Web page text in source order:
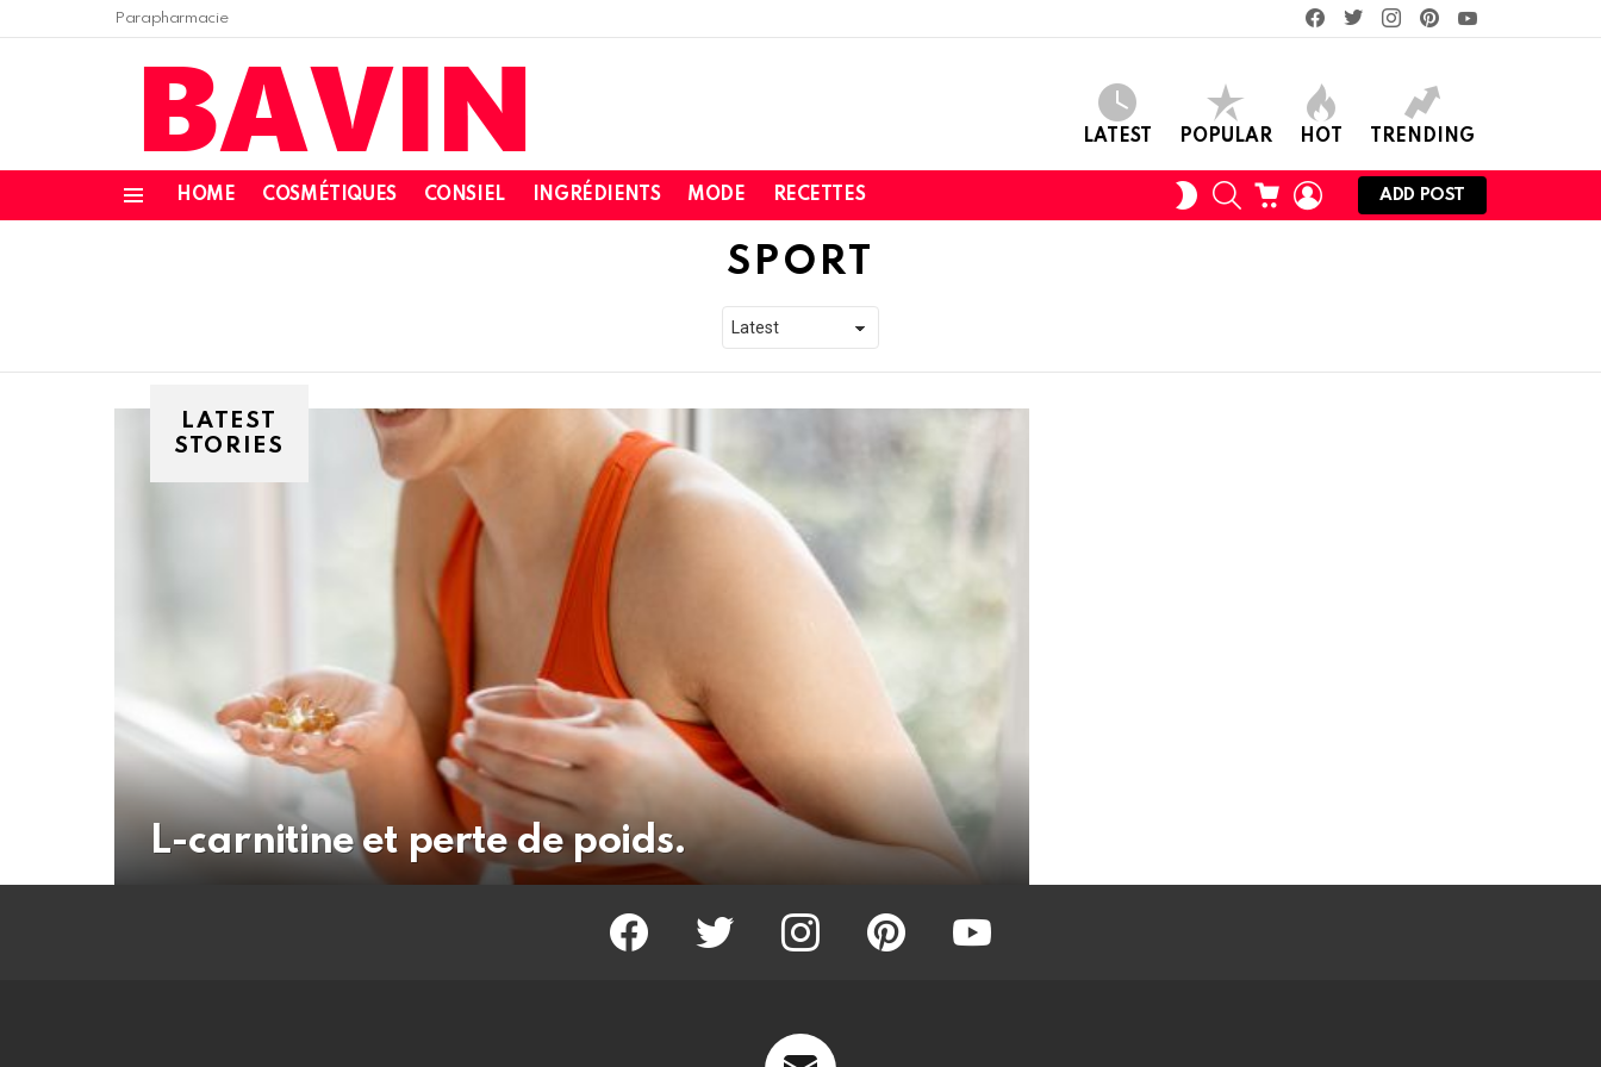
Parapharmacie
facebooktwitterinstagram
LATEST POPULAR HOT TRENDING
HOME COSMÉTIQUES CONSIEL INGRÉDIENTS MODE RECETTES
SWITCH
SKIN
SEARCHCART LOGIN
ADD POST
SPORT
LATEST
STORIES
L-carnitine et perte de poids.
facebook twitter instagram pinterest youtube